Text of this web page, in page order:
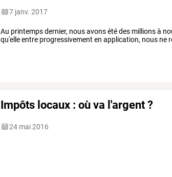
7 janv. 2017
Au printemps dernier, nous avons été des millions à
qu'elle entre progressivement en application, nous
Impôts locaux : où va l'argent ?
24 mai 2016